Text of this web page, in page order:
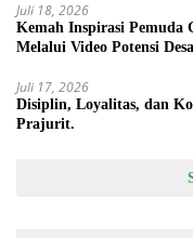
Juli 18, 2026
Kemah Inspirasi Pemuda
Melalui Video Potensi
Juli 17, 2026
Disiplin, Loyalitas, dan
Prajurit.